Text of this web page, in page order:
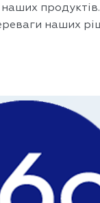
наших